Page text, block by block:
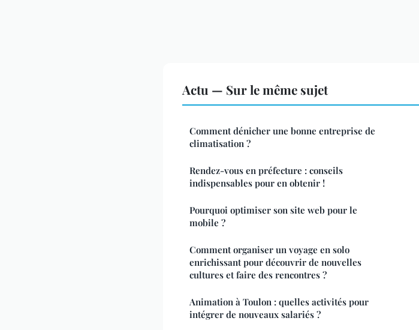
Actu — Sur le même sujet
Comment dénicher une bonne entreprise de
climatisation ?
Rendez-vous en préfecture : conseils
indispensables pour en obtenir !
Pourquoi optimiser son site web pour le
mobile ?
Comment organiser un voyage en solo
enrichissant pour découvrir de nouvelles
cultures et faire des rencontres ?
Animation à Toulon : quelles activités pour
intégrer de nouveaux salariés ?